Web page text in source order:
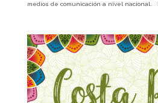
medios de comunicación a nivel nacional.